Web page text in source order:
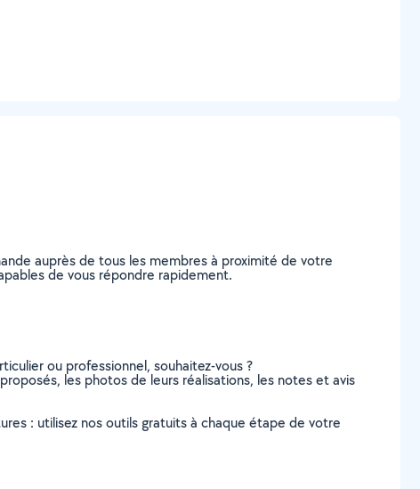
auprès de tous les membres à proximité de votre
de vous répondre rapidement.
ou professionnel, souhaitez-vous ?
les photos de leurs réalisations, les notes et avis
: utilisez nos outils gratuits à chaque étape de votre